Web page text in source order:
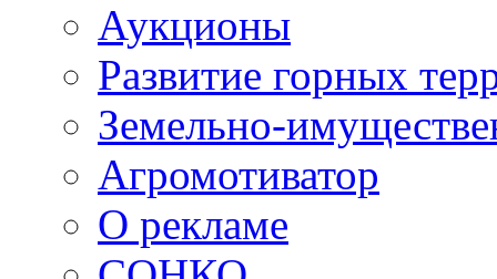
Аукционы
Развитие горных
Земельно-
Агромотиватор
О рекламе